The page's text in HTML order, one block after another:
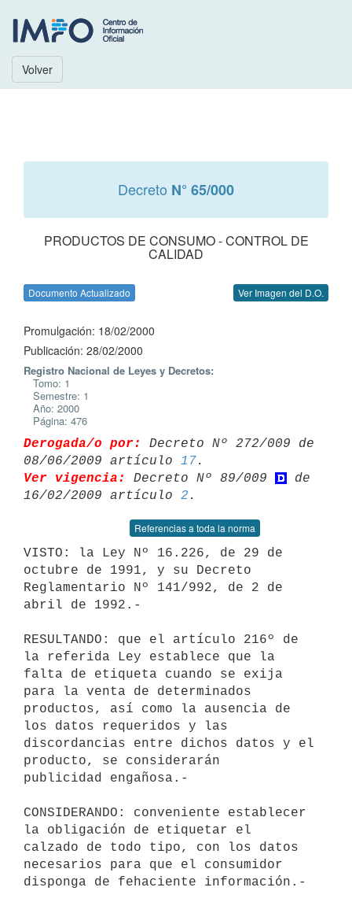
Volver
Decreto N° 65/000
PRODUCTOS DE CONSUMO - CONTROL DE
CALIDAD
Documento Actualizado Ver Imagen del D.O.
Promulgación: 18/02/2000
Publicación: 28/02/2000
Registro Nacional de Leyes y Decretos:
Tomo: 1
Semestre: 1
Año: 2000
Página: 476
Derogada/o por:
Decreto Nº 272/009 de
08/06/2009 artículo 17
Ver vigencia:
Decreto Nº 89/009
de
16/02/2009 artículo 2
Referencias a toda la norma
VISTO: la Ley Nº 16.226, de 29 de
octubre de 1991, y su Decreto
Reglamentario Nº 141/992, de 2 de
abril de 1992.-
RESULTANDO: que el artículo 216º de
la referida Ley establece que la
falta de etiqueta cuando se exija
para la venta de determinados
productos, así como la ausencia de
los datos requeridos y las
discordancias entre dichos datos y el
producto, se considerarán
publicidad engañosa.-
CONSIDERANDO: conveniente establecer
la obligación de etiquetar el
calzado de todo tipo, con los datos
necesarios para que el consumidor
disponga de fehaciente información.-